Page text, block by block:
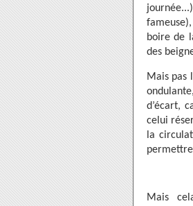
boire de
des
Mais pas
d’écart,
celui
la
Mais